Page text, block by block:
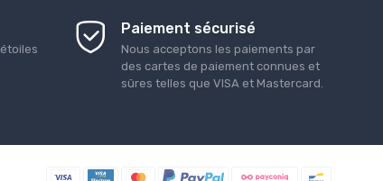
étoiles
Paiement sécurisé
Nous acceptons les paiements par
des cartes de paiement connues et
sûres telles que VISA et Mastercard.